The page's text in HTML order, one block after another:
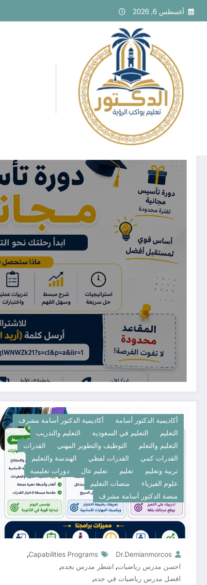
التجاوز
أغسطس 6, 2026
وسم: كورسات حضوري
أكاديمية الدكتور أسامة
أكاديمية الدكتور أسامة مشرف
التعليم
التعليم في السعودية
التعليم والتدريب
التعليم والتعلم
التوظيف والتطوير المهني
القدرات
القدرات كمي
القدرات لفظي
الهندسة والتعليم
تربية وتعليم
تعليم تعليم عال
دورات تعليمية
علوم الفيزياء
منصات التعليم
منصة الدكتور أسامة مشرف
Dr.demianmorcos
Capabilities Programs
,
احسن مدرس رياضيات, اشطر مدرس بجده,
افضل مدرس رياضيات في جده,